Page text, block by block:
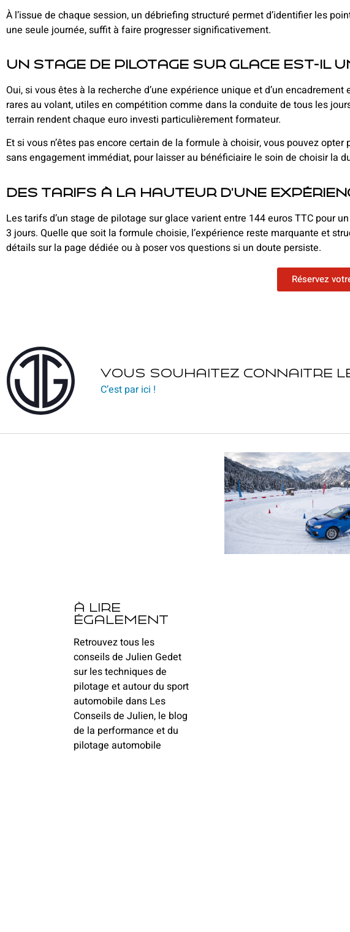
À l’issue de chaque session, un débriefing structuré permet d’identifier les
une seule journée, suffit à faire progresser significativement.
Un stage de pilotage sur glace est-il
Oui, si vous êtes à la recherche d’une expérience unique et d’un
rares au volant, utiles en compétition comme dans la conduite de tous les
terrain rendent chaque euro investi particulièrement formateur.
Et si vous n’êtes pas encore certain de la formule à choisir, vous pouvez
sans engagement immédiat, pour laisser au bénéficiaire le soin de choisir la
Des tarifs à la hauteur d’une
Les tarifs d’un stage de pilotage sur glace varient entre 144 euros TTC pour
3 jours. Quelle que soit la formule choisie, l’expérience reste marquante et
détails sur la page dédiée ou à poser vos questions si un doute persiste.
Réservez
Vous souhaitez connaitre
C’est par ici !
à lire
également
Retrouvez tous les
conseils de Julien Gedet
sur les techniques de
pilotage et autour du sport
automobile dans Les
Conseils de Julien, le blog
de la performance et du
pilotage automobile